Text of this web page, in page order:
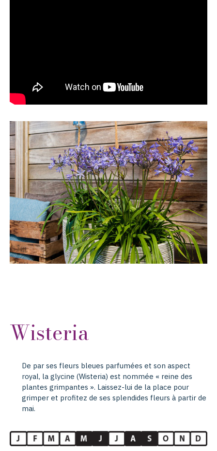
Wisteria
De par ses fleurs bleues parfumées et son aspect
royal, la glycine (Wisteria) est nommée « reine des
plantes grimpantes ». Laissez-lui de la place pour
grimper et profitez de ses splendides fleurs à partir de
mai.